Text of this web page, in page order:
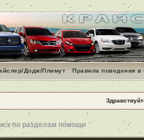
Додж/Плимут Правила поведения
по разделам помощи